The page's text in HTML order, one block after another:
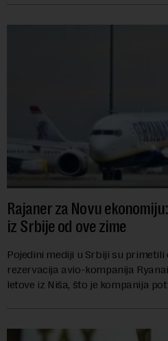
Rajaner za Novu
iz Srbije od ove zime
Pojedini mediji u Srbiji su primetili
rezervacija avio-kompanija
letove iz Niša, što je kompanija